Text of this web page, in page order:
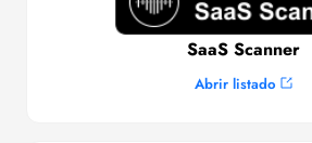
SaaS Scanner
Abrir listado